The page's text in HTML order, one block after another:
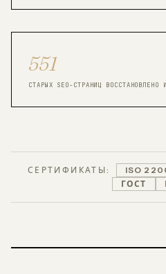
551
СТАРЫХ SEO-СТРАНИЦ ВОССТАНОВЛЕНО
СЕРТИФИКАТЫ: ISO
ГОСТ